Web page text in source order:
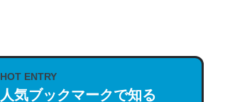
HOT ENTRY
人気ブックマークで知る